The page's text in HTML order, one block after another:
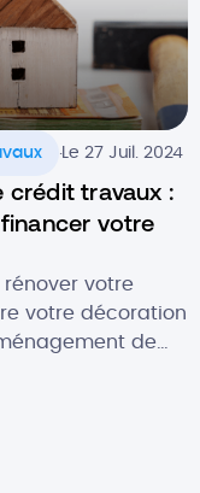
.Le 27 Juil. 2024
crédit travaux :
votre
rénover votre
votre décoration
de